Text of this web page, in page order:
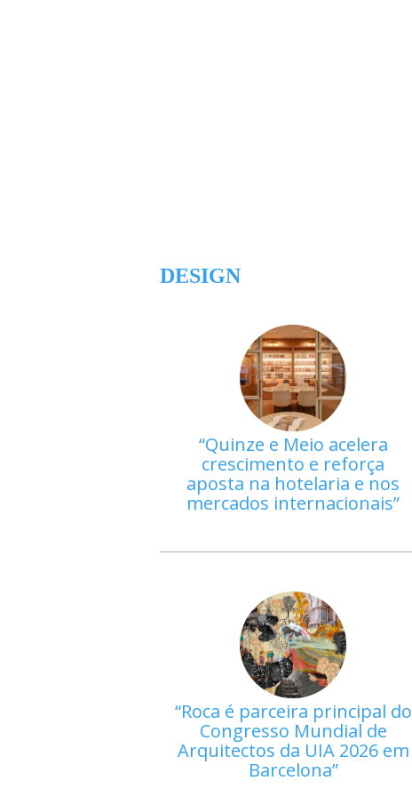
DESIGN
Quinze e Meio acelera
crescimento e reforça
aposta na hotelaria e nos
mercados internacionais
Roca é parceira principal do
Congresso Mundial de
Arquitectos da UIA 2026 em
Barcelona